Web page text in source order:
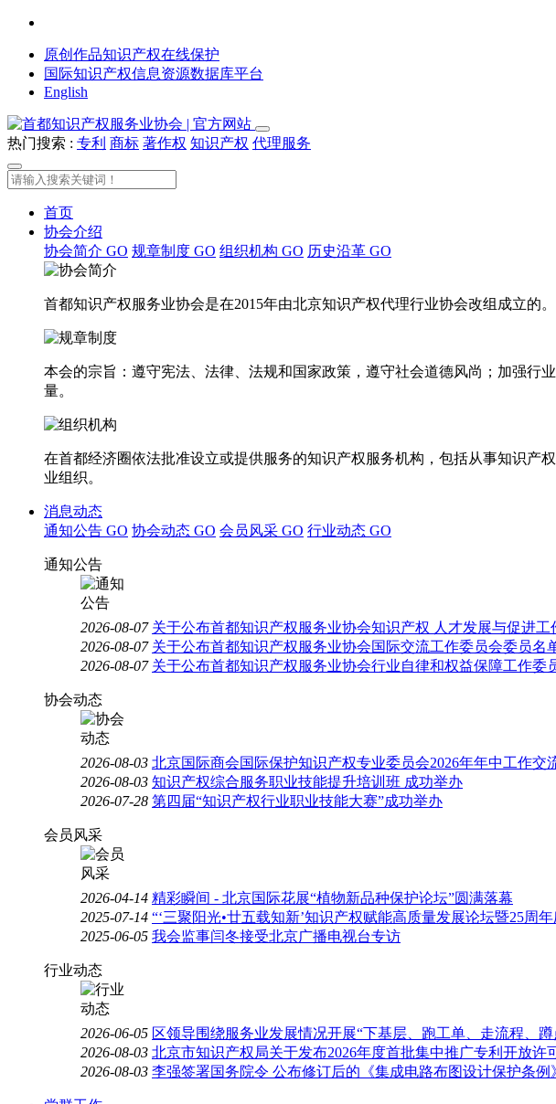
原创作品知识产权在线保护
国际知识产权信息资源数据库平台
English
热门搜索 : 专利 商标 著作权 知识产权 代理服务
首页
协会介绍
协会简介 GO 规章制度 GO 组织机构 GO 历史沿革 GO
首都知识产权服务业协会是在2015年由北京知识产权代理行业协会改组成立
本会的宗旨：遵守宪法、法律、法规和国家政策，遵守社会道德风尚；加强行
量。
在首都经济圈依法批准设立或提供服务的知识产权服务机构，包括从事知识产
业组织。
消息动态
通知公告 GO 协会动态 GO 会员风采 GO 行业动态 GO
通知公告
2026-08-07 关于公布首都知识产权服务业协会知识产权 人才发展与促进
2026-08-07 关于公布首都知识产权服务业协会国际交流工作委员会委员名
2026-08-07 关于公布首都知识产权服务业协会行业自律和权益保障工作委
协会动态
2026-08-03 北京国际商会国际保护知识产权专业委员会2026年年中工作交
2026-08-03 知识产权综合服务职业技能提升培训班 成功举办
2026-07-28 第四届“知识产权行业职业技能大赛”成功举办
会员风采
2026-04-14 精彩瞬间 - 北京国际花展“植物新品种保护论坛”圆满落幕
2025-07-14 “‘三聚阳光•廿五载知新’知识产权赋能高质量发展论坛暨25周
2025-06-05 我会监事闫冬接受北京广播电视台专访
行业动态
2026-06-05 区领导围绕服务业发展情况开展“下基层、跑工单、走流程、
2026-08-03 北京市知识产权局关于发布2026年度首批集中推广专利开放许
2026-08-03 李强签署国务院令 公布修订后的《集成电路布图设计保护条例